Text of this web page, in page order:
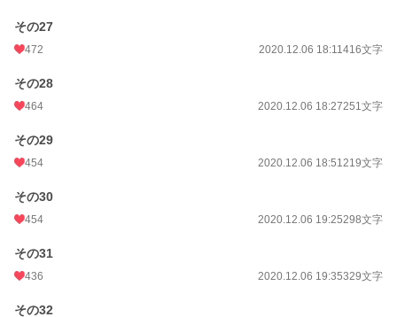
その27
472 2020.12.06 18:11416文字
その28
464 2020.12.06 18:27251文字
その29
454 2020.12.06 18:51219文字
その30
454 2020.12.06 19:25298文字
その31
436 2020.12.06 19:35329文字
その32